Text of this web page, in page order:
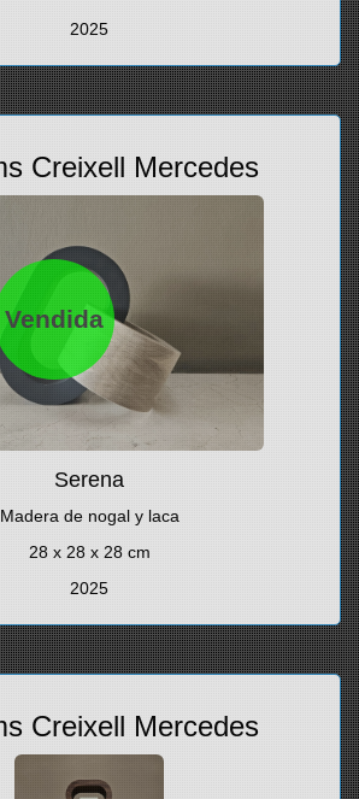
2025
Vendida
Creixell Mercedes
Serena
Madera de nogal y laca
28 x 28 x 28 cm
2025
Creixell Mercedes